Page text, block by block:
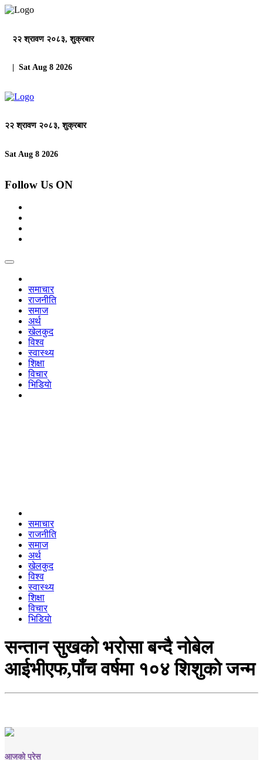
२२ श्रावण २०८३, शुक्रबार
| Sat Aug 8 2026
२२ श्रावण २०८३, शुक्रबार
Sat Aug 8 2026
Follow Us ON
समाचार
राजनीति
समाज
अर्थ
खेलकुद
विश्व
स्वास्थ्य
शिक्षा
विचार
भिडियाे
समाचार
राजनीति
समाज
अर्थ
खेलकुद
विश्व
स्वास्थ्य
शिक्षा
विचार
भिडियाे
सन्तान सुखको भरोसा बन्दै नोबेल
आईभीएफ,पाँच वर्षमा १०४ शिशुको जन्म
आजको प्रेस